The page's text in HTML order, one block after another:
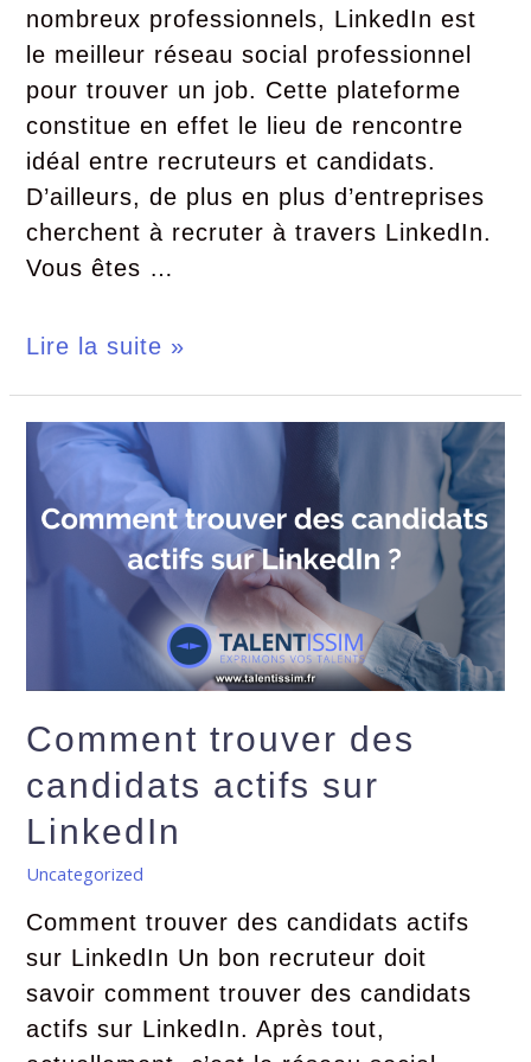
nombreux professionnels, LinkedIn est
le meilleur réseau social professionnel
pour trouver un job. Cette plateforme
constitue en effet le lieu de rencontre
idéal entre recruteurs et candidats.
D’ailleurs, de plus en plus d’entreprises
cherchent à recruter à travers LinkedIn.
Vous êtes …
Lire la suite »
Comment trouver des
candidats actifs sur
LinkedIn
Uncategorized
Comment trouver des candidats actifs
sur LinkedIn Un bon recruteur doit
savoir comment trouver des candidats
actifs sur LinkedIn. Après tout,